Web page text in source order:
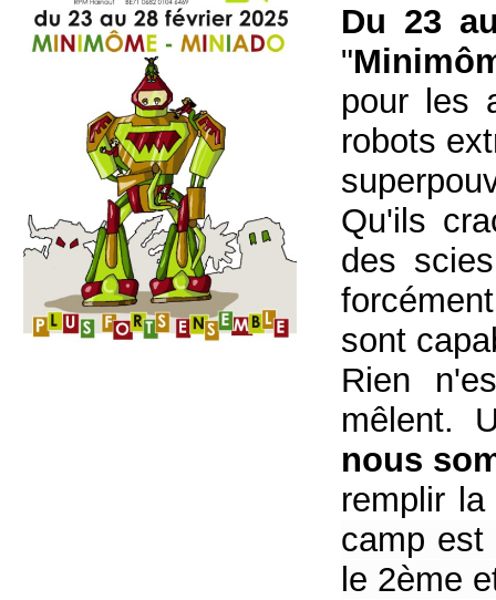
Du 23
"
pour les
robots
Qu'ils
des
sont
Rien
mêlent.
nous
remplir
camp
le 2ème